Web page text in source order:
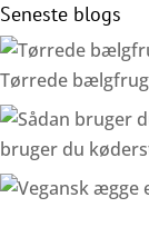
Seneste blogs
Tørrede
bruger du